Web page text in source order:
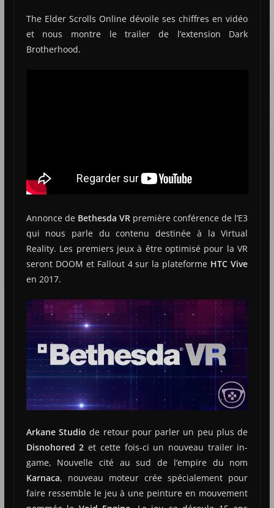
The Elder Scrolls Online dévoile ses chiffres en vidéo
et nous montre le trailer de l’extension Dark
Brotherhood.
Annonce de Bethesda VR première conférence de l’E3
qui nous parle du contenu destinée à la Virtual
Reality. Les premiers jeux à être optimisé pour la VR
seront DOOM et Fallout 4 sur la plateforme HTC Vive
en 2017.
Arkane Studio de retour pour parler un peu plus de
Disnohored 2 et cette fois-ci un nouveau trailer in-
game, Nouvelle cité au sud de l’empire du nom
Karnaca, nouveau moteur crée spécialement pour
faire ressemble le jeu à une peinture en mouvement